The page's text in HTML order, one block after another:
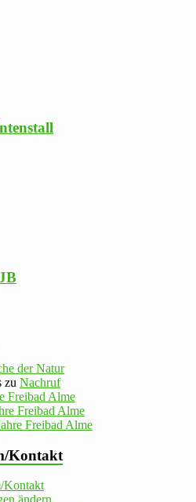
der Natur
zu Nachruf
Freibad Alme
Freibad Alme
Freibad Alme
Kontakt
Kontakt